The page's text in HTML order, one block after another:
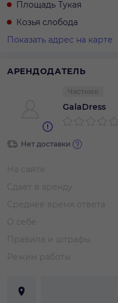
Площадь Тукая
Козья слобода
Показать адрес на карте
АРЕНДОДАТЕЛЬ
GalaDress
Нет доставки
На сайте
Сдает в аренду
Среднее время ответа
О себе
Правила и штрафы
Режим работы